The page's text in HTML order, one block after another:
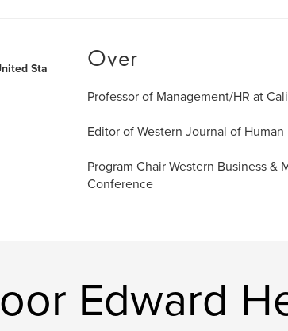
Sta
Over
Professor of Management/HR at
Editor of Western Journal of
Program Chair Western Business
Conference
Edward